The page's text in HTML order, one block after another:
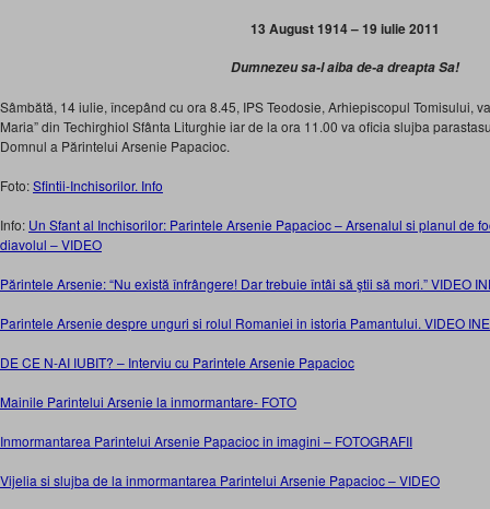
13 August 1914 – 19 iulie 2011
Dumnezeu sa-l aiba de-a dreapta Sa!
Sâmbătă, 14 iulie, începând cu ora 8.45, IPS Teodosie, Arhiepiscopul Tomisului,
Maria” din Techirghiol Sfânta Liturghie iar de la ora 11.00 va oficia slujba
Domnul a Părintelui Arsenie Papacioc.
Foto:Sfintii-Inchisorilor. Info
Info: Un Sfant al Inchisorilor: Parintele Arsenie Papacioc – Arsenalul si planul de
diavolul – VIDEO
Părintele Arsenie: “Nu există înfrângere! Dar trebuie întâi să ştii să mori.” VIDEO
Parintele Arsenie despre unguri si rolul Romaniei in istoria Pamantului. VIDEO
DE CE N-AI IUBIT? – Interviu cu Parintele Arsenie Papacioc
Mainile Parintelui Arsenie la inmormantare- FOTO
Inmormantarea Parintelui Arsenie Papacioc in imagini – FOTOGRAFII
Vijelia si slujba de la inmormantarea Parintelui Arsenie Papacioc – VIDEO